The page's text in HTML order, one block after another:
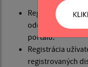
Registrácia
odosielaných zo
portálu.
Registrácia
registrovaných